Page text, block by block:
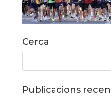
Cerca
Publicacions